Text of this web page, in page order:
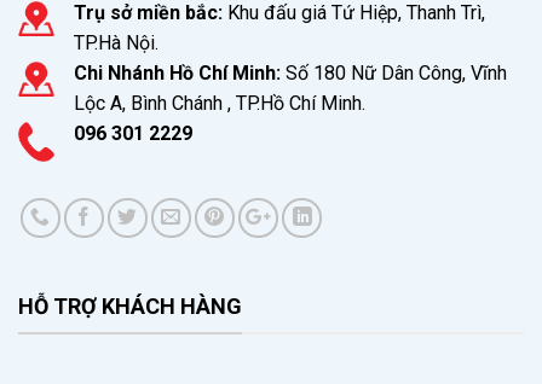
Trụ sở miền bắc: Khu đấu giá Tứ Hiệp, Thanh Trì,
TP.Hà Nội.
Chi Nhánh Hồ Chí Minh: Số 180 Nữ Dân Công, Vĩnh
Lộc A, Bình Chánh , TP.Hồ Chí Minh.
096 301 2229
HỖ TRỢ KHÁCH HÀNG